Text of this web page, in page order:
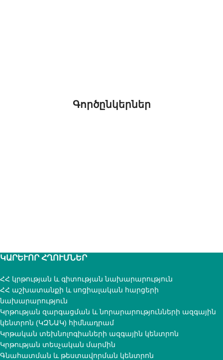
Գործընկերներ
ԿԱՐԵՒՈՐ ՀՂՈՒՄՆԵՐ
ՀՀ կրթության և գիտության նախարարություն
ՀՀ աշխատանքի և սոցիալական հարցերի
նախարարություն
Կրթության զարգացման և նորարարությունների ազգային
կենտրոն (ԿԶՆԱԿ) հիմնադրամ
Կրթական տեխնոլոգիաների ազգային կենտրոն
Կրթության տեսչական մարմին
Գնահատման և թեստավորման կենտրոն